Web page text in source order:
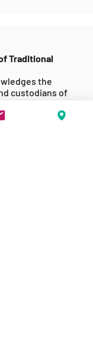
Traditional
the
custodians of